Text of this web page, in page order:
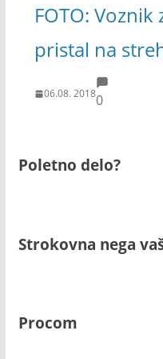
FOTO:
pristal na
06.08. 20180
Poletno delo?
Strokovna nega
Procom